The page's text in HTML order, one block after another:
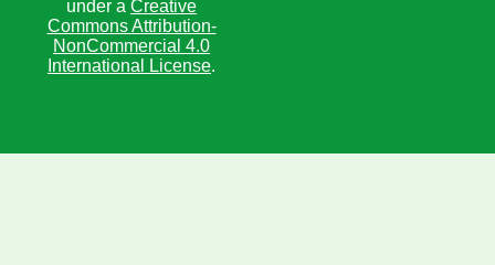
under a Creative
Commons Attribution-
NonCommercial 4.0
International License.